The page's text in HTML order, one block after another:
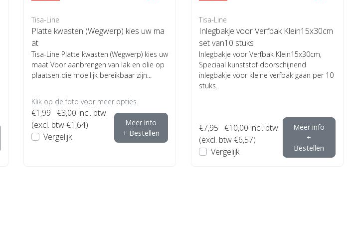
Tisa-Line
Platte kwasten (Wegwerp) kies uw ma
at
Tisa-Line Platte kwasten (Wegwerp) kies uw
maat Voor aanbrengen van lak en olie op
plaatsen die moeilijk bereikbaar zijn...
Klik op de foto voor meer opties..
€1,99 €3,00 incl. btw
(excl. btw €1,64)
Vergelijk
Meer info
+ Bestellen
Tisa-Line
Inlegbakje voor Verfbak Klein15x30cm
set van10 stuks
Inlegbakje voor Verfbak Klein15x30cm,
Speciaal kunststof doorschijnend
inlegbakje voor kleine verfbak gaan per 10
stuks.
€7,95 €10,00 incl. btw
(excl. btw €6,57)
Vergelijk
Meer info
+
Bestellen